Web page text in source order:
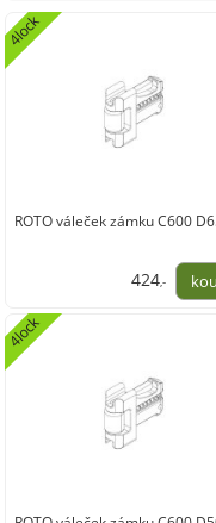
ROTO váleček zámku C600
4lock
424,-
4lock